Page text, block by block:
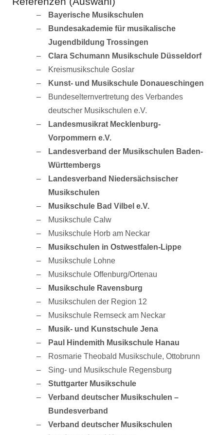
Bayerische Musikschulen
Bundesakademie für musikalische
Jugendbildung Trossingen
Clara Schumann Musikschule Düsseldorf
Kreismusikschule Goslar
Kunst- und Musikschule Donaueschingen
Bundeselternvertretung des Verbandes
deutscher Musikschulen e.V.
Landesmusikrat Mecklenburg-
Vorpommern e.V.
Landesverband der Musikschulen Baden-
Württembergs
Landesverband Niedersächsischer
Musikschulen
Musikschule Bad Vilbel e.V.
Musikschule Calw
Musikschule Horb am Neckar
Musikschulen in Ostwestfalen-Lippe
Musikschule Lohne
Musikschule Offenburg/Ortenau
Musikschule Ravensburg
Musikschulen der Region 12
Musikschule Remseck am Neckar
Musik- und Kunstschule Jena
Paul Hindemith Musikschule Hanau
Rosmarie Theobald Musikschule, Ottobrunn
Sing- und Musikschule Regensburg
Stuttgarter Musikschule
Verband deutscher Musikschulen –
Bundesverband
Verband deutscher Musikschulen